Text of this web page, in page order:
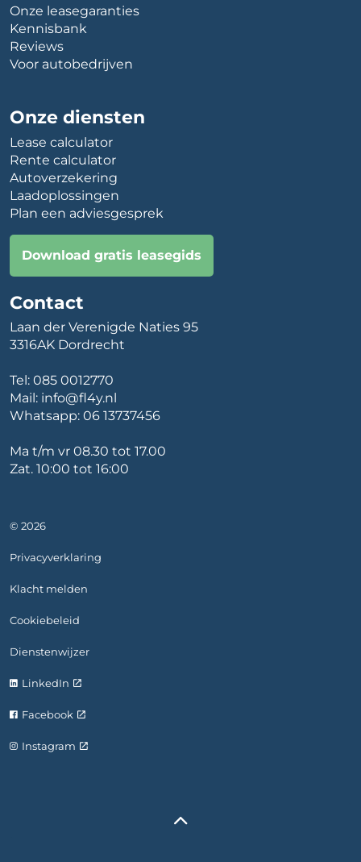
Onze leasegaranties
Kennisbank
Reviews
Voor autobedrijven
Onze diensten
Lease calculator
Rente calculator
Autoverzekering
Laadoplossingen
Plan een adviesgesprek
Download gratis leasegids
Contact
Laan der Verenigde Naties 95
3316AK Dordrecht
Tel: 085 0012770
Mail: info@fl4y.nl
Whatsapp: 06 13737456
Ma t/m vr 08.30 tot 17.00
Zat. 10:00 tot 16:00
© 2026
Privacyverklaring
Klacht melden
Cookiebeleid
Dienstenwijzer
LinkedIn
Facebook
Instagram